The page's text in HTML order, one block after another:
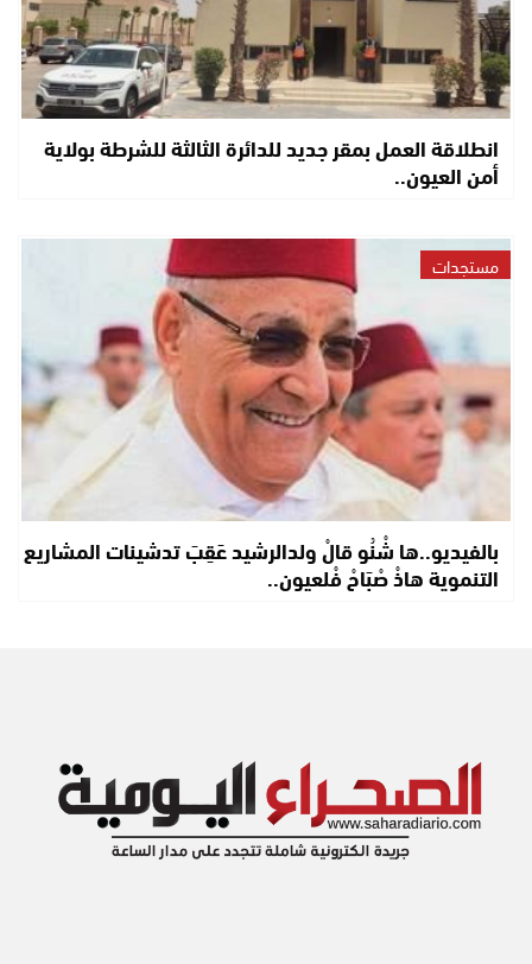
انطلاقة العمل بمقر جديد للدائرة الثالثة للشرطة بولاية
أمن العيون..
مستجدات
بالفيديو..ها شْنُو قالْ ولدالرشيد عَقِبَ تدشينات المشاريع
التنموية هاذْ صْبَاحْ فْلعيون..